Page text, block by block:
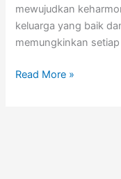
mewujudkan
keluarga yang baik
memungkinkan
Read More »